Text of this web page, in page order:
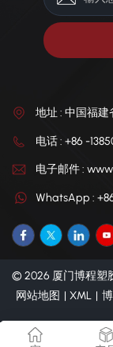
地址 : 中国福
电话 : +86 -
电子邮件 :
WhatsApp :
© 2026 厦门博程塑
网站地图 | XML |